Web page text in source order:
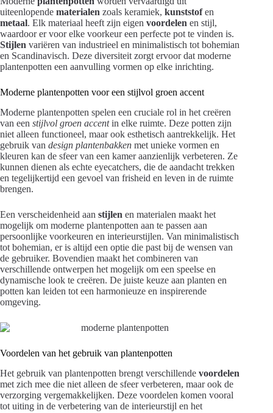
uiteenlopende materialen zoals keramiek, kunststofen
metaal. Elk materiaal heeft zijn eigen voordelen en stijl,
waardoor er voor elke voorkeur een perfecte pot te vinden is.
Stijlen variëren van industrieel en minimalistisch tot bohemian
en Scandinavisch. Deze diversiteit zorgt ervoor dat moderne
plantenpotten een aanvulling vormen op elke inrichting.
Moderne plantenpotten voor een stijlvol groen accent
Moderne plantenpotten spelen een cruciale rol in het creëren
van een stijlvol groen accentin elke ruimte. Deze potten zijn
niet alleen functioneel, maar ook esthetisch aantrekkelijk. Het
gebruik van design plantenbakken met unieke vormen en
kleuren kan de sfeer van een kamer aanzienlijk verbeteren. Ze
kunnen dienen als echte eyecatchers, die de aandacht trekken
en tegelijkertijd een gevoel van frisheid en leven in de ruimte
brengen.
Een verscheidenheid aan stijlen en materialen maakt het
mogelijk om moderne plantenpotten aan te passen aan
persoonlijke voorkeuren en interieurstijlen. Van minimalistisch
tot bohemian, er is altijd een optie die past bij de wensen van
de gebruiker. Bovendien maakt het combineren van
verschillende ontwerpen het mogelijk om een speelse en
dynamische look te creëren. De juiste keuze aan planten en
potten kan leiden tot een harmonieuze en inspirerende
omgeving.
Voordelen van het gebruik van plantenpotten
Het gebruik van plantenpotten brengt verschillende voordelen
met zich mee die niet alleen de sfeer verbeteren, maar ook de
verzorging vergemakkelijken. Deze voordelen komen vooral
tot uiting in de verbetering van de interieurstijl en het